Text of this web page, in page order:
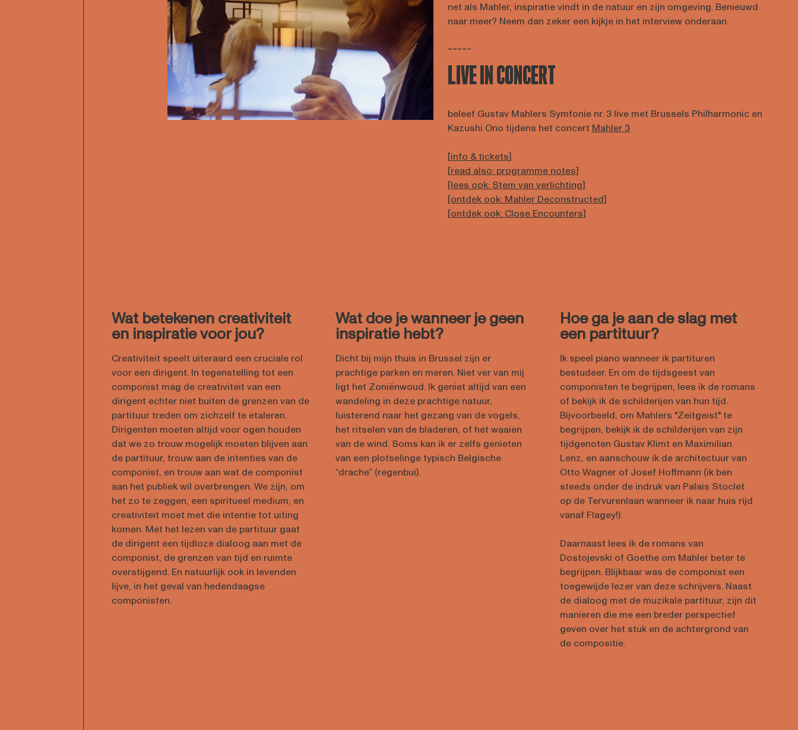
net als Mahler, inspiratie vindt in de natuur en zijn omgeving. Benieuwd
naar meer? Neem dan zeker een kijkje in het interview onderaan.
-----
LIVE IN CONCERT
beleef Gustav Mahlers Symfonie nr. 3 live met Brussels Philharmonic en
Kazushi Ono tijdens het concert Mahler 3
[info & tickets]
[read also: programme notes]
[lees ook: Stem van verlichting]
[ontdek ook: Mahler Deconstructed]
[ontdek ook: Close Encounters]
Wat betekenen creativiteit
en inspiratie voor jou?
Creativiteit speelt uiteraard een cruciale rol
voor een dirigent. In tegenstelling tot een
componist mag de creativiteit van een
dirigent echter niet buiten de grenzen van de
partituur treden om zichzelf te etaleren.
Dirigenten moeten altijd voor ogen houden
dat we zo trouw mogelijk moeten blijven aan
de partituur, trouw aan de intenties van de
componist, en trouw aan wat de componist
aan het publiek wil overbrengen. We zijn, om
het zo te zeggen, een spiritueel medium, en
creativiteit moet met die intentie tot uiting
komen. Met het lezen van de partituur gaat
de dirigent een tijdloze dialoog aan met de
componist, de grenzen van tijd en ruimte
overstijgend. En natuurlijk ook in levenden
lijve, in het geval van hedendaagse
componisten.
Wat doe je wanneer je geen
inspiratie hebt?
Dicht bij mijn thuis in Brussel zijn er
prachtige parken en meren. Niet ver van mij
ligt het Zoniënwoud. Ik geniet altijd van een
wandeling in deze prachtige natuur,
luisterend naar het gezang van de vogels,
het ritselen van de bladeren, of het waaien
van de wind. Soms kan ik er zelfs genieten
van een plotselinge typisch Belgische
“drache” (regenbui).
Hoe ga je aan de slag met
een partituur?
Ik speel piano wanneer ik partituren
bestudeer. En om de tijdsgeest van
componisten te begrijpen, lees ik de romans
of bekijk ik de schilderijen van hun tijd.
Bijvoorbeeld, om Mahlers "Zeitgeist" te
begrijpen, bekijk ik de schilderijen van zijn
tijdgenoten Gustav Klimt en Maximilian
Lenz, en aanschouw ik de architectuur van
Otto Wagner of Josef Hoffmann (ik ben
steeds onder de indruk van Palais Stoclet
op de Tervurenlaan wanneer ik naar huis rijd
vanaf Flagey!).
Daarnaast lees ik de romans van
Dostojevski of Goethe om Mahler beter te
begrijpen. Blijkbaar was de componist een
toegewijde lezer van deze schrijvers. Naast
de dialoog met de muzikale partituur, zijn dit
manieren die me een breder perspectief
geven over het stuk en de achtergrond van
de compositie.